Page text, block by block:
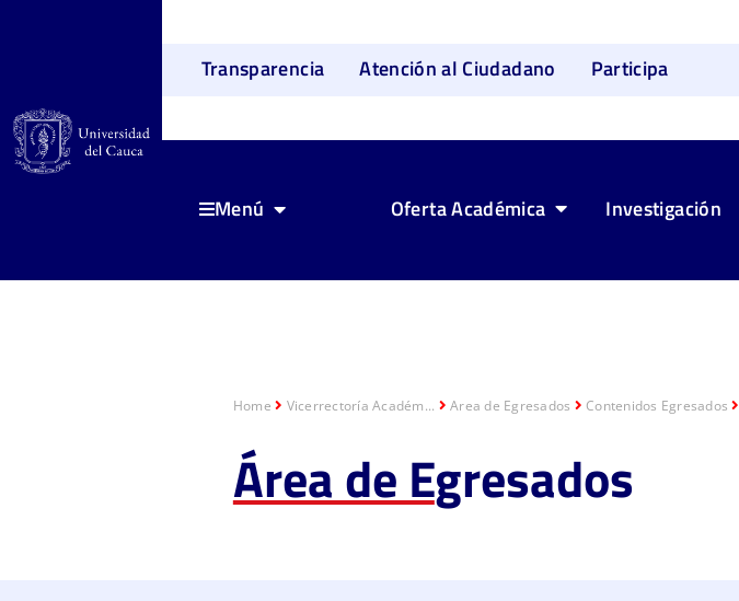
Transparencia Atención al Ciudadano Participa
Menú Oferta Académica Investigación
Home Vicerrectoría Académ... Area de Egresados Contenidos Egresados
Área de Egresados